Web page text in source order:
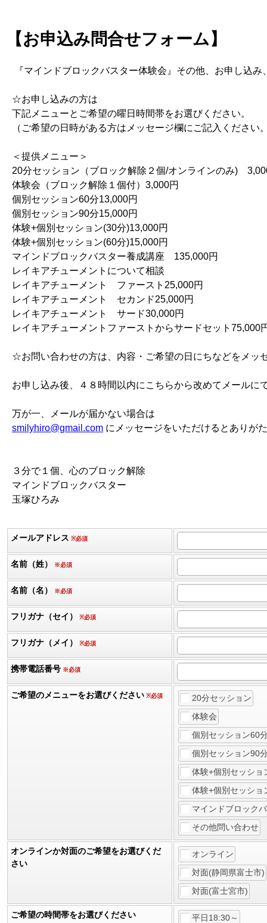
【お申込み問合せフォーム】
『マインドブロックバスター体験会』その他、お申し込
☆お申し込みの方は
下記メニューとご希望の曜日時間帯をお選びください。
（ご希望の日時がある方はメッセージ欄にご記入ください
＜提供メニュー＞
20分セッション（ブロック解除２個/オンラインのみ)
体験会（ブロック解除１個付）3,000円
個別セッション60分13,000円
個別セッション90分15,000円
体験+個別セッション(30分)13,000円
体験+個別セッション(60分)15,000円
マインドブロックバスター養成講座 135,000円
レイキアチューメントについて相談
レイキアチューメント ファースト25,000円
レイキアチューメント セカンド25,000円
レイキアチューメント サード30,000円
レイキアチューメントファーストからサードセット75,000
☆お問い合わせの方は、内容・ご希望の日にちなどをメッ
お申し込み後、４８時間以内にこちらから改めてメールに
万が一、メールが届かない場合は
smilyhiro@gmail.com にメッセージをいただけるとありが
３分で１個、心のブロック解除
マインドブロックバスター
玉塚ひろみ
メールアドレス ※必須
名前（姓） ※必須
名前（名） ※必須
フリガナ（セイ） ※必須
フリガナ（メイ） ※必須
携帯電話番号 ※必須
ご希望のメニューをお選びください ※必須
20分セッション
体験会
個別セッション60
個別セッション90
体験+個別セッショ
体験+個別セッショ
マインドブロック
その他問い合わせ
オンラインか対面のご希望をお選びくだ
さい
オンライン
対面(静岡県富士市)
対面(富士宮市)
ご希望の時間帯をお選びください
平日18:30～